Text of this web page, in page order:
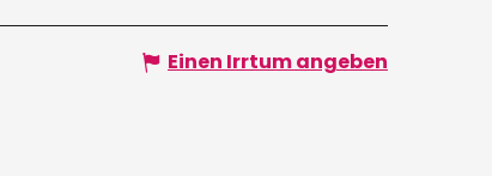
Einen Irrtum angeben